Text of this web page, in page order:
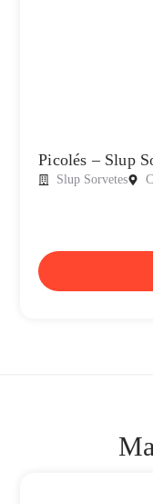
Picolés – Slup
Slup Sorvetes